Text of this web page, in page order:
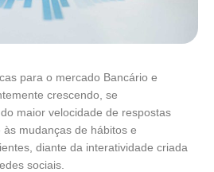
para o mercado Bancário e
crescendo, se
maior velocidade de respostas
mudanças de hábitos e
diante da interatividade criada
sociais.